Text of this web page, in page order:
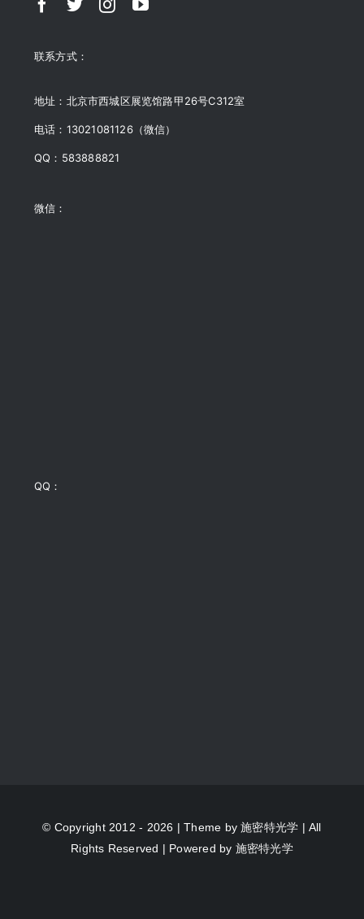
联系方式：
地址：北京市西城区展览馆路甲26号C312室
电话：13021081126（微信）
QQ：583888821
微信：
QQ：
© Copyright 2012 - 2026 | Theme by施密特光学 | All
Rights Reserved | Powered by 施密特光学